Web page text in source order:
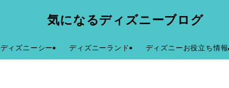
気になるディズニーブログ
ディズニーシー ディズニーランド ディズニーお役立ち情報